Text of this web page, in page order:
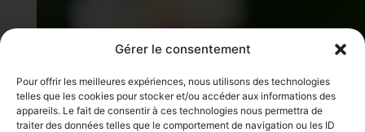
Gérer le consentement
Pour offrir les meilleures expériences, nous utilisons des technologies
telles que les cookies pour stocker et/ou accéder aux informations des
appareils. Le fait de consentir à ces technologies nous permettra de
traiter des données telles que le comportement de navigation ou les ID